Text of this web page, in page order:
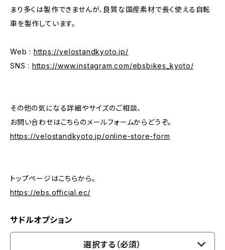
まり多くは製作できませんが、良質な国産素材で長く使える自転
車を製作しています。
Web : https://velostandkyoto.jp/
SNS : https://www.instagram.com/ebsbikes_kyoto/
その他の気になる詳細やサイズのご相談、
お問い合わせはこちらのメールフォームからどうぞ。
https://velostandkyoto.jp/online-store-form
トップページはこちらから。
https://ebs.official.ec/
サドルオプション
選択する（必須）